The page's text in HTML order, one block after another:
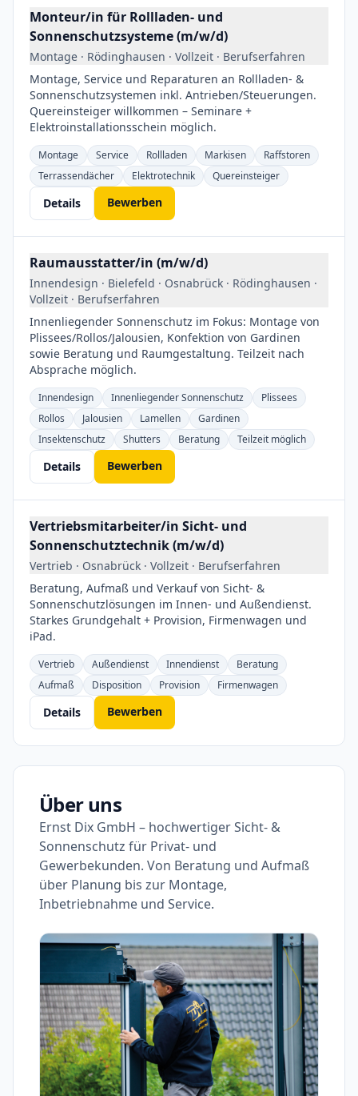
Monteur/in für Rollladen- und
Sonnenschutzsysteme (m/w/d)
Montage · Rödinghausen · Vollzeit · Berufserfahren
Montage, Service und Reparaturen an Rollladen- &
Sonnenschutzsystemen inkl. Antrieben/Steuerungen.
Quereinsteiger willkommen – Seminare +
Elektroinstallationsschein möglich.
Montage Service Rollladen Markisen
Raffstoren
Terrassendächer
Elektrotechnik Quereinsteiger
Details Bewerben
Raumausstatter/in (m/w/d)
Innendesign · Bielefeld · Osnabrück · Rödinghausen ·
Vollzeit · Berufserfahren
Innenliegender Sonnenschutz im Fokus: Montage von
Plissees/Rollos/Jalousien, Konfektion von Gardinen
sowie Beratung und Raumgestaltung. Teilzeit nach
Absprache möglich.
Innendesign Innenliegender Sonnenschutz
Plissees
Rollos
Jalousien Lamellen
Gardinen
Insektenschutz
Shutters Beratung Teilzeit möglich
Details Bewerben
Vertriebsmitarbeiter/in Sicht- und
Sonnenschutztechnik (m/w/d)
Vertrieb · Osnabrück · Vollzeit · Berufserfahren
Beratung, Aufmaß und Verkauf von Sicht- &
Sonnenschutzlösungen im Innen- und Außendienst.
Starkes Grundgehalt + Provision, Firmenwagen und
iPad.
Vertrieb Außendienst Innendienst
Beratung
Aufmaß
Disposition Provision Firmenwagen
Details Bewerben
Über uns
Ernst Dix GmbH – hochwertiger Sicht- &
Sonnenschutz für Privat- und
Gewerbekunden. Von Beratung und Aufmaß
über Planung bis zur Montage,
Inbetriebnahme und Service.